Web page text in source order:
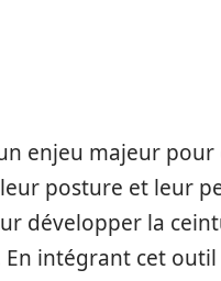
enjeu majeur
posture et leur
développer la
En intégrant cet